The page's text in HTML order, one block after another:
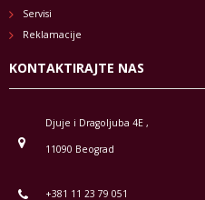
Servisi
Reklamacije
KONTAKTIRAJTE NAS
Djuje i Dragoljuba 4E ,
11090 Beograd
+381 11 23 79 051